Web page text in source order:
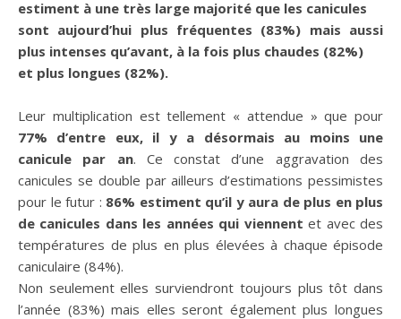
estiment à une très large majorité que les canicules
sont aujourd’hui plus fréquentes (83%) mais aussi
plus intenses qu’avant, à la fois plus chaudes (82%)
et plus longues (82%).
Leur multiplication est tellement « attendue » que pour
77% d’entre eux, il y a désormais au moins une
canicule par an. Ce constat d’une aggravation des
canicules se double par ailleurs d’estimations pessimistes
pour le futur : 86% estiment qu’il y aura de plus en plus
de canicules dans les années qui viennent et avec des
températures de plus en plus élevées à chaque épisode
caniculaire (84%).
Non seulement elles surviendront toujours plus tôt dans
l’année (83%) mais elles seront également plus longues